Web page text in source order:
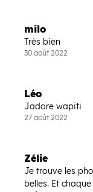
milo
Très bien
30 août 2022
Léo
Jadore wapiti
27 août 2022
Zélie
Je trouve les
belles. Et